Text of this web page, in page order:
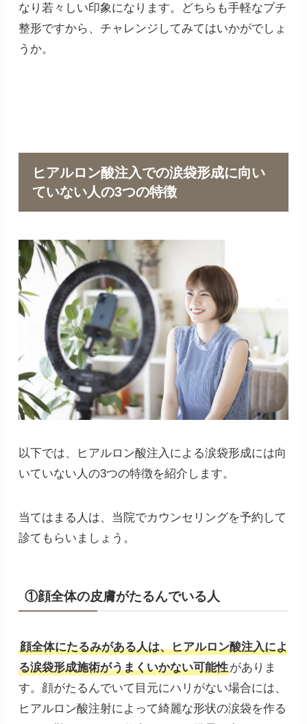
なり若々しい印象になります。どちらも手軽なプチ
整形ですから、チャレンジしてみてはいかがでしょ
うか。
ヒアルロン酸注入での涙袋形成に向い
ていない人の3つの特徴
以下では、ヒアルロン酸注入による涙袋形成には向
いていない人の3つの特徴を紹介します。
当てはまる人は、当院でカウンセリングを予約して
診てもらいましょう。
①顔全体の皮膚がたるんでいる人
顔全体にたるみがある人は、ヒアルロン酸注入によ
る涙袋形成施術がうまくいかない可能性がありま
す。顔がたるんでいて目元にハリがない場合には、
ヒアルロン酸注射によって綺麗な形状の涙袋を作る